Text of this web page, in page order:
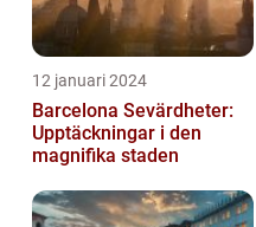
12 januari 2024
Barcelona Sevärdheter:
Upptäckningar i den
magnifika staden